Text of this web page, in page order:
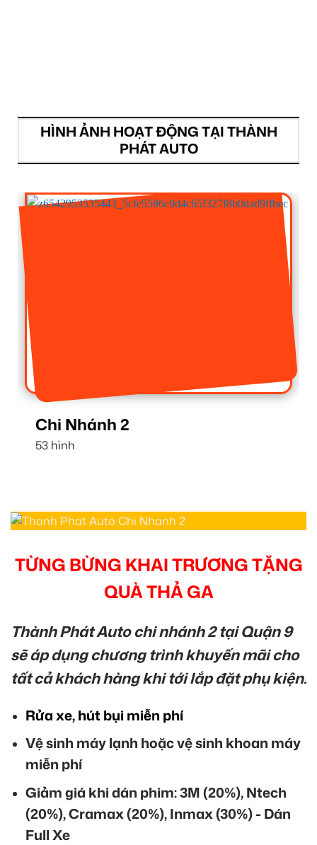
HÌNH ẢNH HOẠT ĐỘNG TẠI THÀNH
PHÁT AUTO
Chi Nhánh 1
16 hình
TỪNG BỪNG KHAI TRƯƠNG TẶNG
QUÀ THẢ GA
Thành Phát Auto chi nhánh 2 tại Quận 9
sẽ áp dụng chương trình khuyến mãi cho
tất cả khách hàng khi tới lắp đặt phụ kiện.
Rửa xe, hút bụi miễn phí
Vệ sinh máy lạnh hoặc vệ sinh khoan máy
miễn phí
Giảm giá khi dán phim: 3M (20%), Ntech
(20%), Cramax (20%), Inmax (30%) - Dán
Full Xe